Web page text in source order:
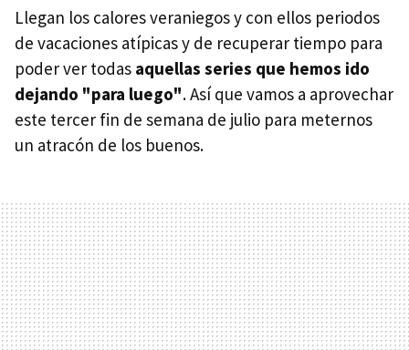
Llegan los calores veraniegos y con ellos periodos
de vacaciones atípicas y de recuperar tiempo para
poder ver todas aquellas series que hemos ido
dejando "para luego". Así que vamos a aprovechar
este tercer fin de semana de julio para meternos
un atracón de los buenos.